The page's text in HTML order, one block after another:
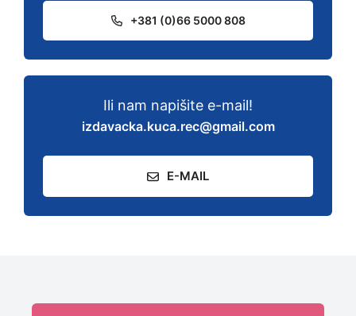
+381 (0)66 5000 808
Ili nam napišite e-mail!
izdavacka.kuca.rec@gmail.com
E-MAIL